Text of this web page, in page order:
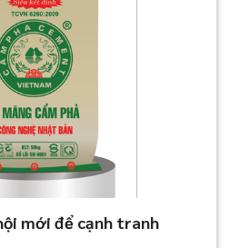
mới để cạnh tranh